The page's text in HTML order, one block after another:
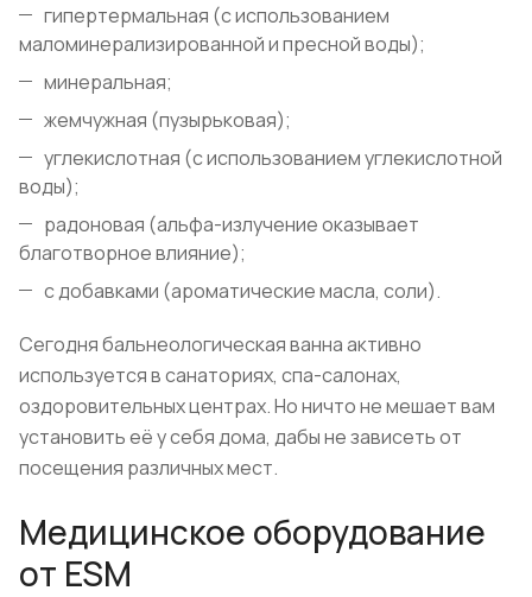
гипертермальная (с использованием
маломинерализированной и пресной воды);
минеральная;
жемчужная (пузырьковая);
углекислотная (с использованием углекислотной
воды);
радоновая (альфа-излучение оказывает
благотворное влияние);
с добавками (ароматические масла, соли).
Сегодня бальнеологическая ванна активно
используется в санаториях, спа-салонах,
оздоровительных центрах. Но ничто не мешает вам
установить её у себя дома, дабы не зависеть от
посещения различных мест.
Медицинское оборудование
от ESM